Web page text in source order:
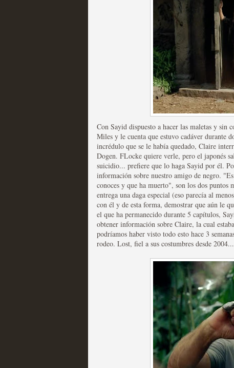
Fin de ciclo para las
Recomendación de la semana
Taboo es otra miniserie
miniserie
MOLTISANTI
Recomendación de la semana
Las temporadas de
Recomendación de la semana
Con Sayid dispuesto a hacer las maletas y sin
Miles y le cuenta que estuvo cadáver durante
incrédulo que se le había quedado, Claire
Dogen. FLocke quiere verle, pero el japonés
suicidio... prefiere que lo haga Sayid por él.
información sobre nuestro amigo de negro.
conoces y que ha muerto", son los dos puntos
entrega una daga especial (eso parecía al
con él y de esta forma, demostrar que aún le
el que ha permanecido durante 5 capítulos,
obtener información sobre Claire, la cual
podríamos haber visto todo esto hace 3
rodeo. Lost, fiel a sus costumbres desde 2004...